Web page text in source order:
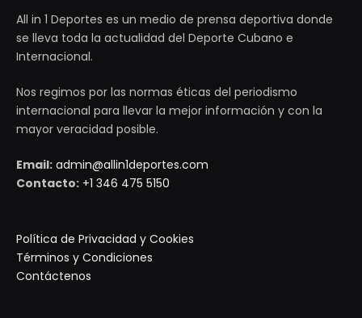
All in 1 Deportes es un medio de prensa deportiva donde
se lleva toda la actualidad del Deporte Cubano e
Internacional.
Nos regimos por las normas éticas del periodismo
internacional para llevar la mejor información y con la
mayor veracidad posible.
Email: admin@allin1deportes.com
Contacto: +1 346 475 5150
Política de Privacidad y Cookies
Términos y Condiciones
Contáctenos